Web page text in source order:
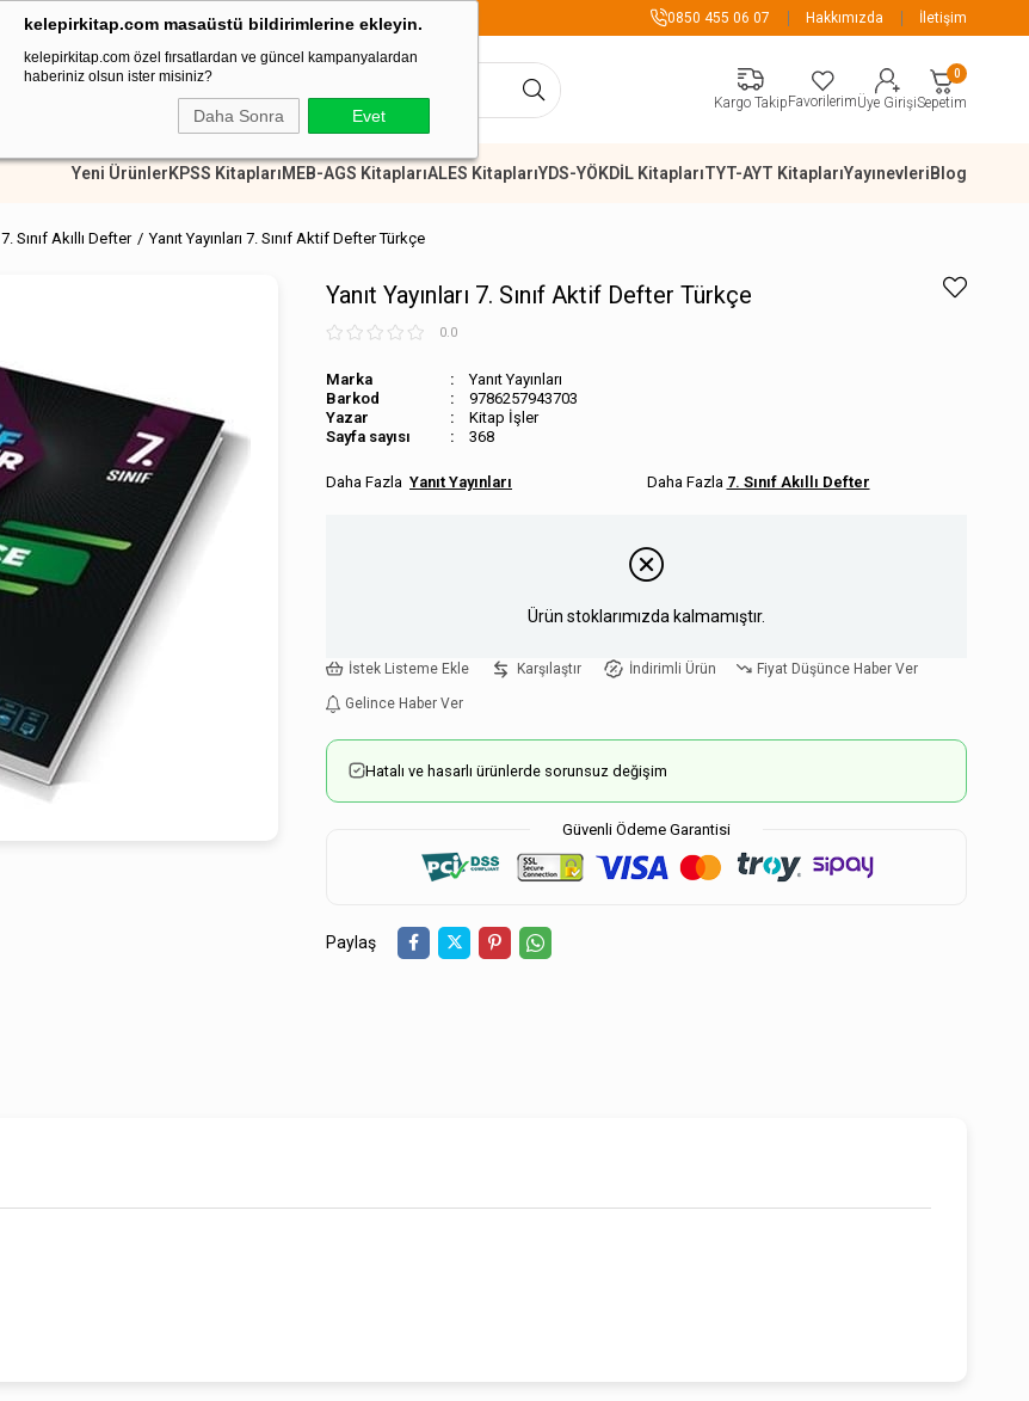
kelepirkitap.com masaüstü bildirimlerine ekleyin.
kelepirkitap.com özel fırsatlardan ve güncel kampanyalardan
haberiniz olsun ister misiniz?
Daha Sonra Evet
899 TL Üzeri Alışverişlerde Kargo Ücretsiz 899 TL Üzeri Alışverişlerde
0850 455 06 07 Hakkımızda İletişim
Kargo TakipFavorilerimÜye GirişiSepetim
0
Yeni ÜrünlerKPSS KitaplarıMEB-AGS KitaplarıALES KitaplarıYDS-YÖKDİL KitaplarıTYT-AYT KitaplarıYayınevleriBlog
7. Sınıf Akıllı Defter Yanıt Yayınları 7. Sınıf Aktif Defter Türkçe
Yanıt Yayınları 7. Sınıf Aktif Defter Türkçe
0.0
Marka
Yanıt Yayınları
Barkod
9786257943703
Kitap İşler
Sayfa sayısı
368
Yanıt Yayınları 7. Sınıf Akıllı Defter
Ürün stoklarımızda kalmamıştır.
İstek Listeme Ekle Karşılaştır İndirimli Ürün Fiyat Düşünce Haber Ver
Gelince Haber Ver
Hatalı ve hasarlı ürünlerde sorunsuz değişim
Güvenli Ödeme Garantisi
Paylaş